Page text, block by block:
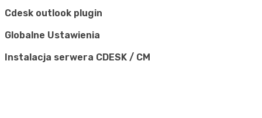
Cdesk outlook plugin
Globalne Ustawienia
Instalacja serwera CDESK / CM